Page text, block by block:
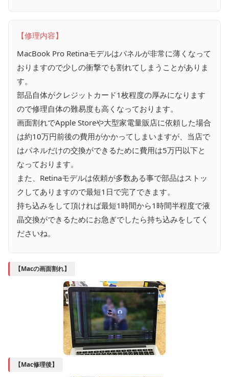
【修理内容】
MacBook Pro Retinaモデルはパネルが非常に薄くなって
おりますので少しの衝撃でも割れてしまうことがありま
す。
部品自体がクレジットカード1枚程度の厚みになります
ので修理自体の難易度も高くなっております。
画面割れでApple Storeや大型家電量販店に依頼した場合
は約10万円前後の費用がかかってしまいますが、当店で
はパネルだけの交換ができるために費用は5万円以下と
なっております。
また、Retinaモデルは依頼が多数ある事で部品はストッ
クしてありますので最短1日で完了できます。
持ち込みをして頂ければ最短1時間から1時間半程度で液
晶交換ができるためにお急ぎでしたら持ち込みをしてく
ださいね。
【Macの画面割れ】
【Mac修理後】